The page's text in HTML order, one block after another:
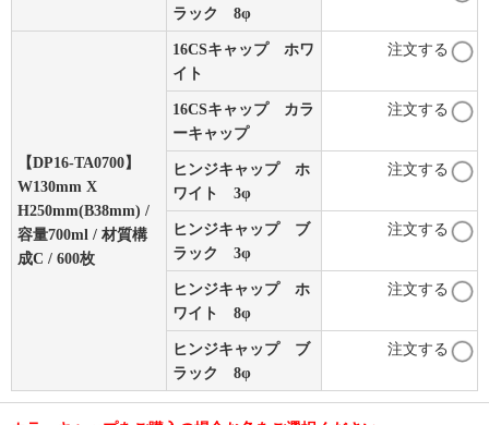
ラック 8φ
【DP16-TA0700】
W130mm X
H250mm(B38mm) /
容量700ml / 材質構
成C / 600枚
16CSキャップ ホワ
イト
注文する
16CSキャップ カラ
ーキャップ
注文する
ヒンジキャップ ホ
ワイト 3φ
注文する
ヒンジキャップ ブ
ラック 3φ
注文する
ヒンジキャップ ホ
ワイト 8φ
注文する
ヒンジキャップ ブ
ラック 8φ
注文する